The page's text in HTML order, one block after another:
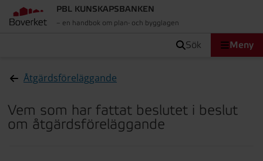
PBL KUNSKAPSBANKEN
– en handbok om plan- och bygglagen
sök Meny
Åtgärdsföreläggande
Vem som har fattat beslutet i beslut
om åtgärdsföreläggande